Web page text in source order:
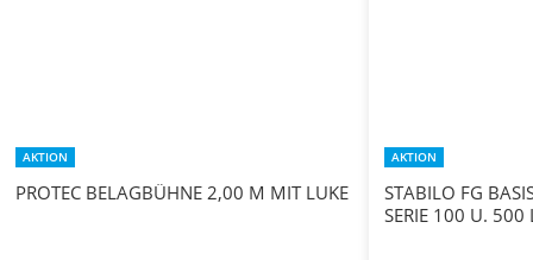
AKTION
PROTEC BELAGBÜHNE 2,00 M MIT LUKE
AKTION
STABILO FG
SERIE 100 U.